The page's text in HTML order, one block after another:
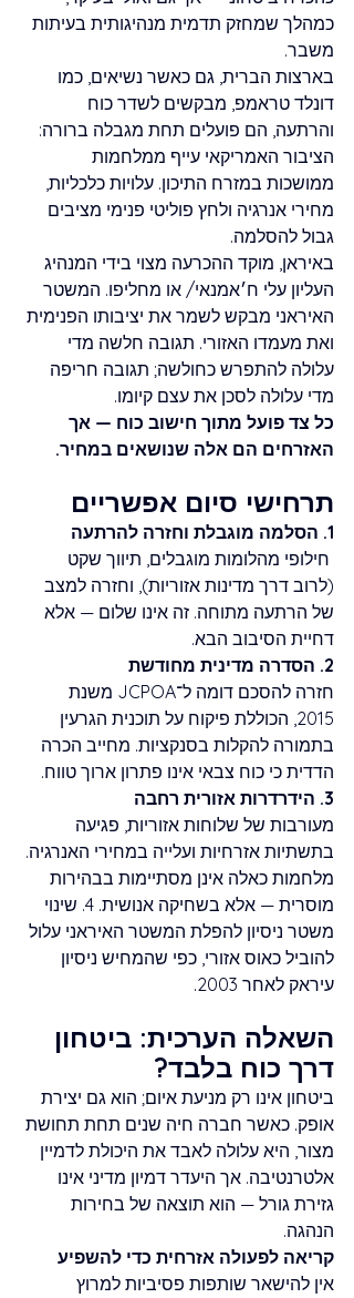
כמהלך שמחזק תדמית מנהיגותית בעיתות
משבר.
בארצות הברית, גם כאשר נשיאים, כמו
דונלד טראמפ, מבקשים לשדר כוח
והרתעה, הם פועלים תחת מגבלה ברורה:
הציבור האמריקאי עייף ממלחמות
ממושכות במזרח התיכון. עלויות כלכליות,
מחירי אנרגיה ולחץ פוליטי פנימי מציבים
גבול להסלמה.
באיראן, מוקד ההכרעה מצוי בידי המנהיג
העליון עלי ח׳אמנאי/ או מחליפו. המשטר
האיראני מבקש לשמר את יציבותו הפנימית
ואת מעמדו האזורי. תגובה חלשה מדי
עלולה להתפרש כחולשה; תגובה חריפה
מדי עלולה לסכן את עצם קיומו.
כל צד פועל מתוך חישוב כוח — אך
האזרחים הם אלה שנושאים במחיר.
תרחישי סיום אפשריים
1. הסלמה מוגבלת וחזרה להרתעה
חילופי מהלומות מוגבלים, תיווך שקט
(לרוב דרך מדינות אזוריות), וחזרה למצב
של הרתעה מתוחה. זה אינו שלום — אלא
דחיית הסיבוב הבא.
2. הסדרה מדינית מחודשת
חזרה להסכם דומה ל־JCPOA משנת
2015, הכוללת פיקוח על תוכנית הגרעין
בתמורה להקלות בסנקציות. מחייב הכרה
הדדית כי כוח צבאי אינו פתרון ארוך טווח.
3. הידרדרות אזורית רחבה
מעורבות של שלוחות אזוריות, פגיעה
בתשתיות אזרחיות ועלייה במחירי האנרגיה.
מלחמות כאלה אינן מסתיימות בבהירות
מוסרית — אלא בשחיקה אנושית. 4. שינוי
משטר ניסיון להפלת המשטר האיראני עלול
להוביל כאוס אזורי, כפי שהמחיש ניסיון
עיראק לאחר 2003.
השאלה הערכית: ביטחון
דרך כוח בלבד?
ביטחון אינו רק מניעת איום; הוא גם יצירת
אופק. כאשר חברה חיה שנים תחת תחושת
מצור, היא עלולה לאבד את היכולת לדמיין
אלטרנטיבה. אך היעדר דמיון מדיני אינו
גזירת גורל — הוא תוצאה של בחירות
הנהגה.
קריאה לפעולה אזרחית כדי להשפיע
אין להישאר שותפות פסיביות למרוץ